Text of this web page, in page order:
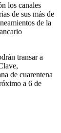
los canales
de sus más de
de la
transar a
de cuarentena
a 6 de